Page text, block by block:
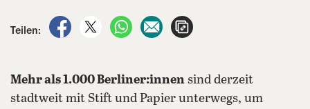
Teilen:
auf Facebook teilen
auf X teilenper WhatsApp teilen
per E-Mail teilen
Mehr als 1.000 Berliner:innen sind derzeit
stadtweit mit Stift und Papier unterwegs, um